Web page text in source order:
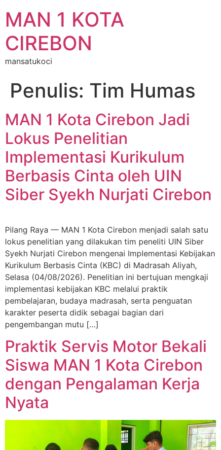
MAN 1 KOTA
CIREBON
mansatukoci
Penulis: Tim Humas
MAN 1 Kota Cirebon Jadi
Lokus Penelitian
Implementasi Kurikulum
Berbasis Cinta oleh UIN
Siber Syekh Nurjati Cirebon
Pilang Raya — MAN 1 Kota Cirebon menjadi salah satu
lokus penelitian yang dilakukan tim peneliti UIN Siber
Syekh Nurjati Cirebon mengenai Implementasi Kebijakan
Kurikulum Berbasis Cinta (KBC) di Madrasah Aliyah,
Selasa (04/08/2026). Penelitian ini bertujuan mengkaji
implementasi kebijakan KBC melalui praktik
pembelajaran, budaya madrasah, serta penguatan
karakter peserta didik sebagai bagian dari
pengembangan mutu […]
Praktik Servis Motor Bekali
Siswa MAN 1 Kota Cirebon
dengan Pengalaman Kerja
Nyata